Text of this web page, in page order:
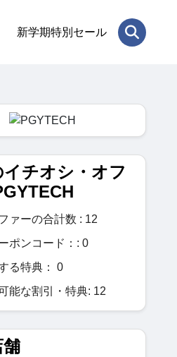
新学期特別セール
チオシ・オフ
ァーの合計数 : 12
ポンコード：: 0
る特典： 0
能な割引・特典: 12
舗